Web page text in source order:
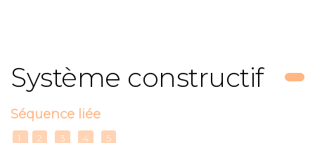
Système constructif
Séquence liée
1 2 3 4 5